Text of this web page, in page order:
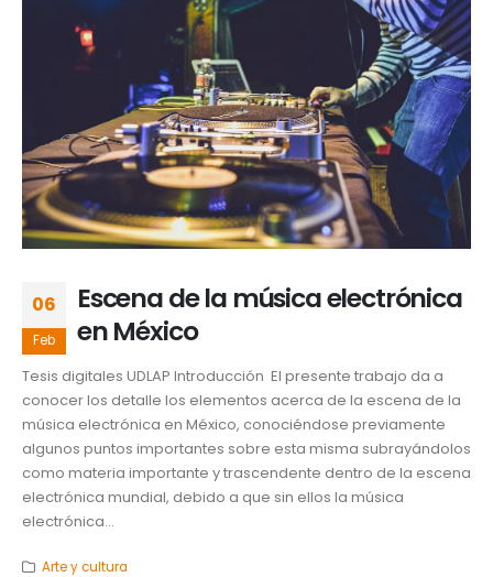
06
Feb
Escena de la música electrónica
en México
Tesis digitales UDLAP Introducción El presente trabajo da a
conocer los detalle los elementos acerca de la escena de la
música electrónica en México, conociéndose previamente
algunos puntos importantes sobre esta misma subrayándolos
como materia importante y trascendente dentro de la escena
electrónica mundial, debido a que sin ellos la música
electrónica...
Arte y cultura